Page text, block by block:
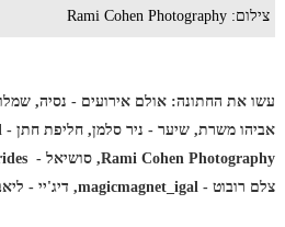
צילום: Rami Cohen Photography
צלם רובוט - magicmagnet_igal, דיג'יי - ליאב מיכאלי, עיצוב - ספיר גלאם.